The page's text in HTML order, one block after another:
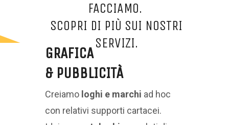
FACCIAMO.
SCOPRI DI PIÙ SUI NOSTRI
SERVIZI.
GRAFICA
& PUBBLICITÀ
Creiamo loghi e marchi ad hoc
con relativi supporti cartacei.